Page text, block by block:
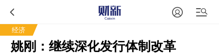
经济
姚刚：继续深化发行体制改革